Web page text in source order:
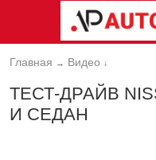
Главная → Видео ↓
ТЕСТ-ДРАЙВ
И СЕДАН